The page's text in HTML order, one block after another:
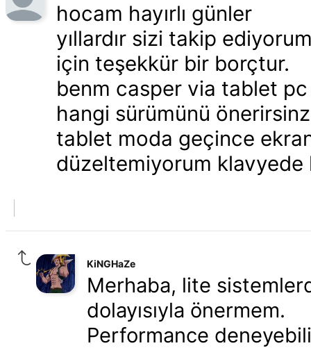
hocam hayırlı günler
yıllardır sizi takip
için teşekkür bir borçtur.
benm casper via tablet pc
hangi sürümünü
tablet moda geçince
düzeltemiyorum
KiNGHaZe
Merhaba, lite
dolayısıyla önermem.
Performance